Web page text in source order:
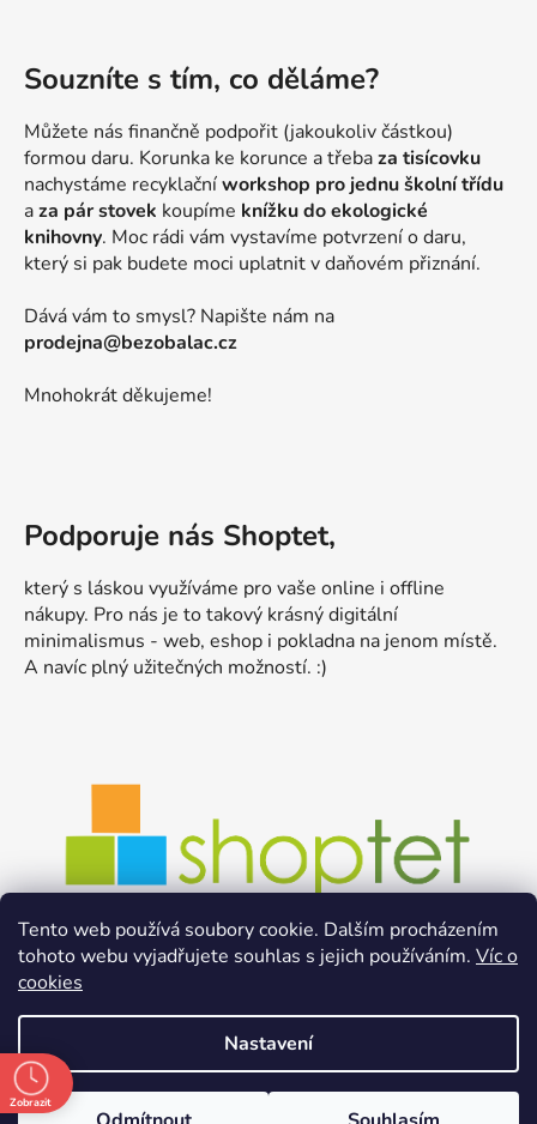
Tento web používá soubory cookie. Dalším procházením
tohoto webu vyjadřujete souhlas s jejich používáním. Víc o
cookies
Nastavení
Souzníte s tím, co děláme?
Můžete nás finančně podpořit (jakoukoliv částkou)
formou daru. Korunka ke korunce a třebaza tisícovku
nachystáme recyklačníworkshop pro jednu školní třídu
aza pár stovek koupíme knížku do ekologické
knihovny. Moc rádi vám vystavíme potvrzení o daru,
který si pak budete moci uplatnit v daňovém přiznání.
Dává vám to smysl? Napište nám na
prodejna@bezobalac.cz
Mnohokrát děkujeme!
Podporuje nás Shoptet,
který s láskou využíváme pro vaše online i offline
nákupy. Pro nás je to takový krásný digitální
minimalismus - web, eshop i pokladna na jenom místě.
A navíc plný užitečných možností. :)
Zobrazit